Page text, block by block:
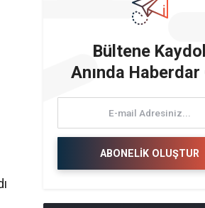
Bültene Kaydol
Anında Haberdar
ABONELİK OLUŞTUR